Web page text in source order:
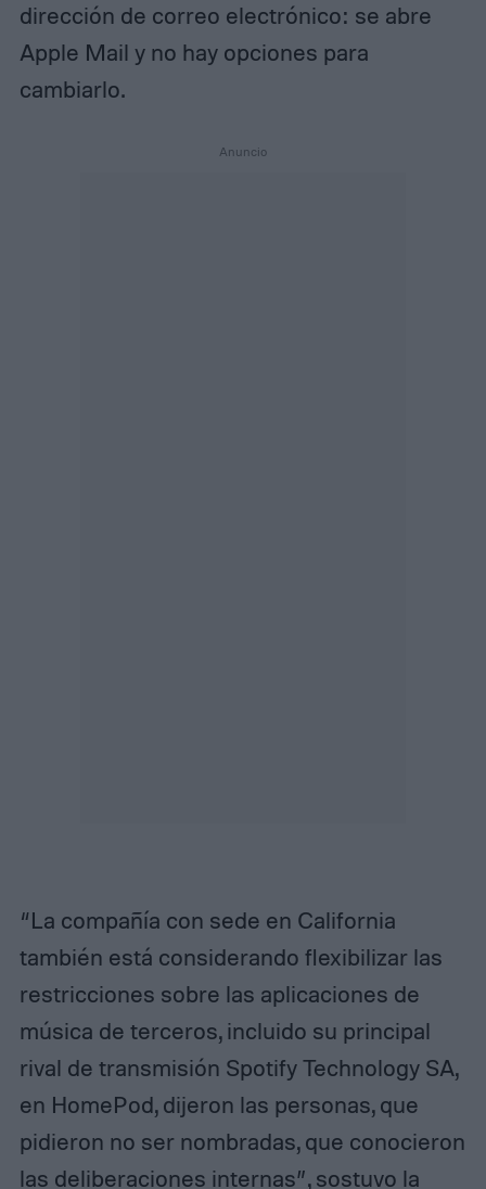
dirección de correo electrónico: se abre
Apple Mail y no hay opciones para
cambiarlo.
“La compañía con sede en California
también está considerando flexibilizar las
restricciones sobre las aplicaciones de
música de terceros, incluido su principal
rival de transmisión Spotify Technology SA,
en HomePod, dijeron las personas, que
pidieron no ser nombradas, que conocieron
las deliberaciones internas”, sostuvo la